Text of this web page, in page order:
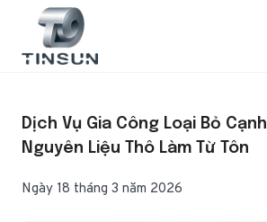
Dịch Vụ Gia Công Loại Bỏ
Nguyên Liệu Thô Làm Từ Tôn
Ngày 18 tháng 3 năm 2026